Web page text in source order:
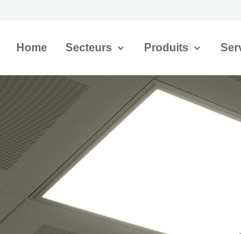
Home Secteurs Produits